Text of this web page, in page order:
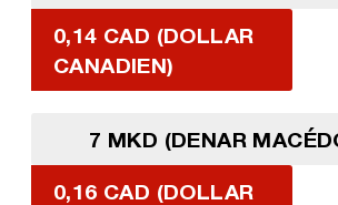
0,14 CAD (DOLLAR
CANADIEN)
7 MKD (DENAR
0,16 CAD (DOLLAR